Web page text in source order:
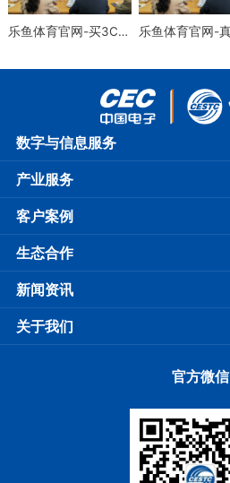
乐鱼体育官网-买3C数码就来京东12.12 每满300减40又好又便宜
数字与信息服务
产业服务
客户案例
生态合作
新闻资讯
关于我们
官方微信